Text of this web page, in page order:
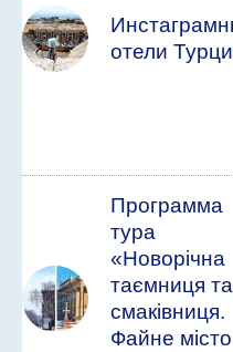
отели
Программа
тура
«Новорічна
таємниця та
смаківниця.
Файне місто